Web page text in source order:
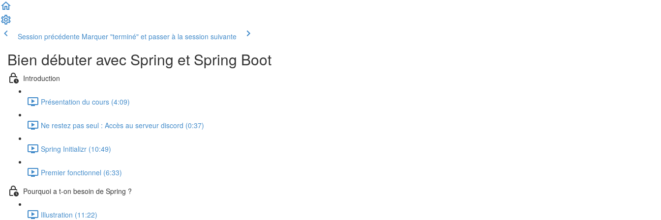
Session précédente Marquer "terminé" et passer à la session suivante
Bien débuter avec Spring et Spring Boot
Introduction
Présentation du cours (4:09)
Ne restez pas seul : Accès au serveur discord (0:37)
Spring Initializr (10:49)
Premier fonctionnel (6:33)
Pourquoi a t-on besoin de Spring ?
Illustration (11:22)